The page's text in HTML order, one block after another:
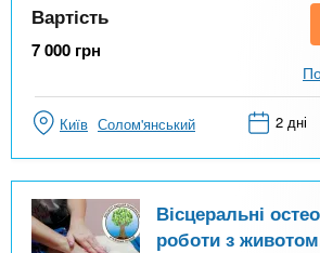
Вартість
7 000 грн
Київ Солом'янський 2 дні
Вісцеральні
роботи з